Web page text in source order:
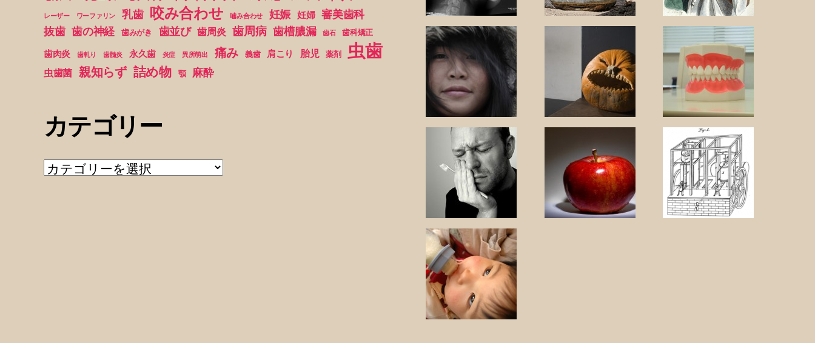
レーザー ワーファリン 乳歯 咬み合わせ 噛み合わせ 妊娠 妊婦 審美歯科
抜歯 歯の神経 歯みがき 歯並び 歯周炎 歯周病 歯槽膿漏 歯石 歯科矯正
歯肉炎 歯軋り 歯髄炎 永久歯 炎症 異所萌出 痛み 義歯 肩こり 胎児 薬剤 虫歯
虫歯菌 親知らず 詰め物 顎 麻酔
カテゴリー
カ
テ